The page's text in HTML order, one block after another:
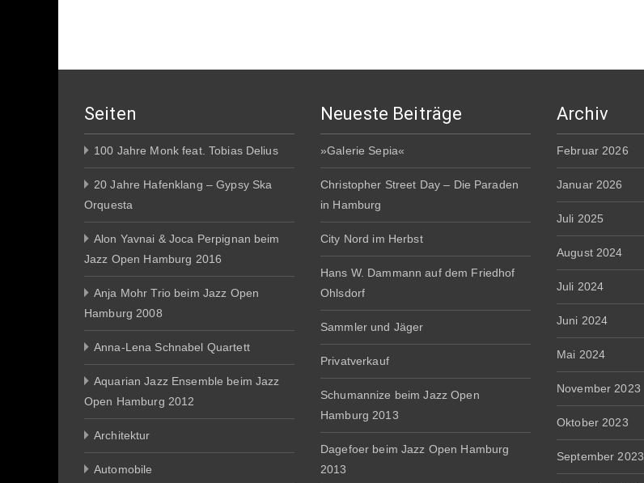
Seiten
100 Jahre Monk feat. Tobias Delius
20 Jahre Hafenklang – Gypsy Ska
Orquesta
Alon Yavnai & Joca Perpignan beim
Jazz Open Hamburg 2016
Anja Mohr Trio beim Jazz Open
Hamburg 2008
Anna-Lena Schnabel Quartett
Aquarian Jazz Ensemble beim Jazz
Open Hamburg 2012
Architektur
Automobile
Neueste Beiträge
»Galerie Sepia«
Christopher Street Day – Die Paraden
in Hamburg
City Nord im Herbst
Hans W. Dammann auf dem Friedhof
Ohlsdorf
Sammler und Jäger
Privatverkauf
Schumannize beim Jazz Open
Hamburg 2013
Dagefoer beim Jazz Open Hamburg
2013
Archiv
Februar 2026
Januar 2026
Juli 2025
August 2024
Juli 2024
Juni 2024
Mai 2024
November 2023
Oktober 2023
September 2023